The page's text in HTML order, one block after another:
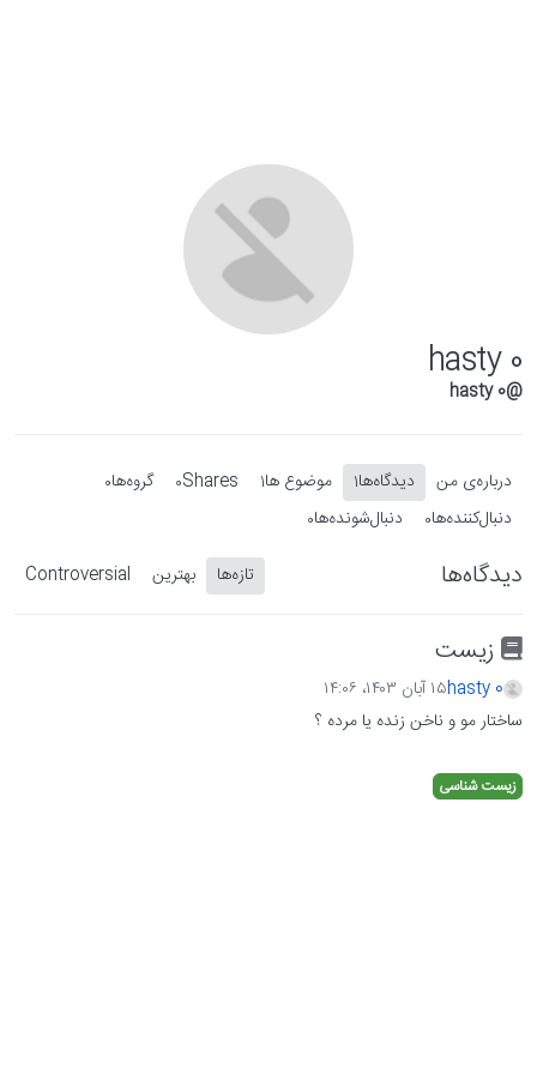
hasty 0
@hasty 0
درباره‌‌ی من دیدگاه‌ها1 موضوع ها1
Shares
0 گروه‌ها0
دنبال‌کننده‌ها0 دنبال‌شونده‌ها0
دیدگاه‌ها تازه‌ها بهترین Controversial
زیست
hasty 0۱۵ آبان ۱۴۰۳،‏ ۱۴:۰۶
ساختار مو و ناخن زنده یا مرده ؟
زیست شناسی